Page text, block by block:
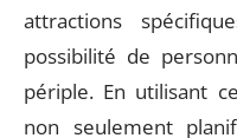
attractions
possibilité de
périple. En utilisant
non seulement